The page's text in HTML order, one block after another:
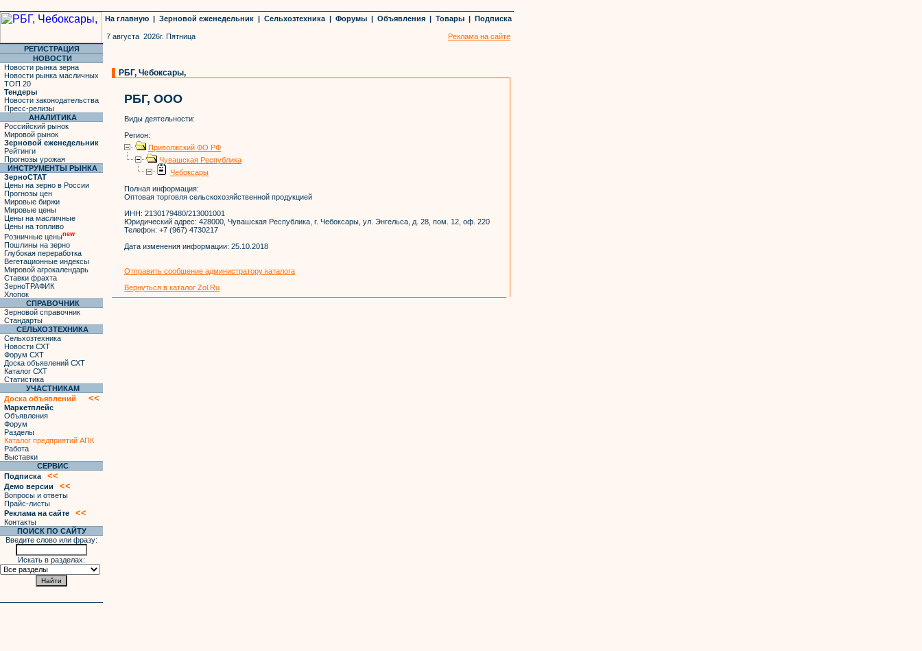
На главную | Зерновой еженедельник | Сельхозтехника | Форумы | Объявления | Товары | Подписка
7 августа 2026г. Пятница
Реклама на сайте
РЕГИСТРАЦИЯ
НОВОСТИ
Новости рынка зерна
Новости рынка масличных
ТОП 20
Тендеры
Новости законодательства
Пресс-релизы
АНАЛИТИКА
Российский рынок
Мировой рынок
Зерновой еженедельник
Рейтинги
Прогнозы урожая
ИНСТРУМЕНТЫ РЫНКА
ЗерноСТАТ
Цены на зерно в России
Прогнозы цен
Мировые биржи
Мировые цены
Цены на масличные
Цены на топливо
Розничные ценыnew
Пошлины на зерно
Глубокая переработка
Вегетационные индексы
Мировой агрокалендарь
Ставки фрахта
ЗерноТРАФИК
Хлопок
СПРАВОЧНИК
Зерновой справочник
Стандарты
СЕЛЬХОЗТЕХНИКА
Сельхозтехника
Новости СХТ
Форум СХТ
Доска объявлений СХТ
Каталог СХТ
Статистика
УЧАСТНИКАМ
Доска объявлений
<<
Маркетплейс
Объявления
Форум
Разделы
Каталог предприятий АПК
Работа
Выставки
СЕРВИС
Подписка
<<
Демо версии <<
Вопросы и ответы
Прайс-листы
Реклама на сайте
<<
Контакты
ПОИСК ПО САЙТУ
Введите слово или фразу:
Искать в разделах:
РБГ, Чебоксары,
РБГ, ООО
Виды деятельности:
Регион:
Приволжский ФО РФ
Чувашская Республика
Чебоксары
Полная информация:
Оптовая торговля сельскохозяйственной продукцией
ИНН: 2130179480/213001001
Юридический адрес: 428000, Чувашская Республика, г. Чебоксары, ул. Энгельса, д. 28, пом. 12, оф. 220
Телефон: +7 (967) 4730217
Дата изменения информации: 25.10.2018
Отправить сообщение администратору каталога
Вернуться в каталог Zol.Ru